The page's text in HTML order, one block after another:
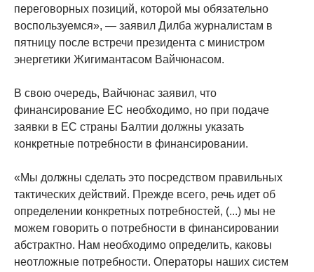
переговорных позиций, которой мы обязательно
воспользуемся», — заявил Дилба журналистам в
пятницу после встречи президента с министром
энергетики Жигимантасом Вайчюнасом.
В свою очередь, Вайчюнас заявил, что
финансирование ЕС необходимо, но при подаче
заявки в ЕС страны Балтии должны указать
конкретные потребности в финансировании.
«Мы должны сделать это посредством правильных
тактических действий. Прежде всего, речь идет об
определении конкретных потребностей, (...) мы не
можем говорить о потребности в финансировании
абстрактно. Нам необходимо определить, каковы
неотложные потребности. Операторы наших систем